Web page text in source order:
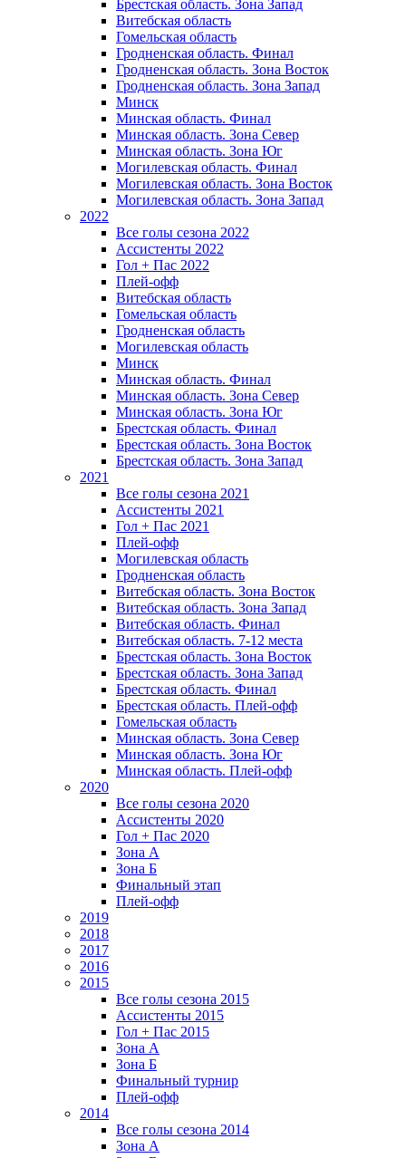
Брестская область. Зона Запад
Витебская область
Гомельская область
Гродненская область. Финал
Гродненская область. Зона Восток
Гродненская область. Зона Запад
Минск
Минская область. Финал
Минская область. Зона Север
Минская область. Зона Юг
Могилевская область. Финал
Могилевская область. Зона Восток
Могилевская область. Зона Запад
2022
Все голы сезона 2022
Ассистенты 2022
Гол + Пас 2022
Плей-офф
Витебская область
Гомельская область
Гродненская область
Могилевская область
Минск
Mинская область. Финал
Минская область. Зона Север
Минская область. Зона Юг
Брестская область. Финал
Брестская область. Зона Восток
Брестская область. Зона Запад
2021
Все голы сезона 2021
Ассистенты 2021
Гол + Пас 2021
Плей-офф
Могилевская область
Гродненская область
Витебская область. Зона Восток
Витебская область. Зона Запад
Витебская область. Финал
Витебская область. 7-12 места
Брестская область. Зона Восток
Брестская область. Зона Запад
Брестская область. Финал
Брестская область. Плей-офф
Гомельская область
Минская область. Зона Север
Минская область. Зона Юг
Минская область. Плей-офф
2020
Все голы сезона 2020
Ассистенты 2020
Гол + Пас 2020
Зона А
Зона Б
Финальный этап
Плей-офф
2019
2018
2017
2016
2015
Все голы сезона 2015
Ассистенты 2015
Гол + Пас 2015
Зона А
Зона Б
Финальный турнир
Плей-офф
2014
Все голы сезона 2014
Зона А